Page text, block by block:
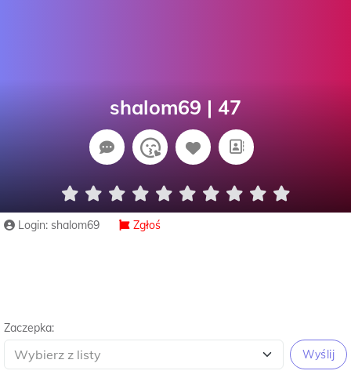
shalom69 | 47
Login: shalom69 Zgłoś
Zaczepka:
Wyślij